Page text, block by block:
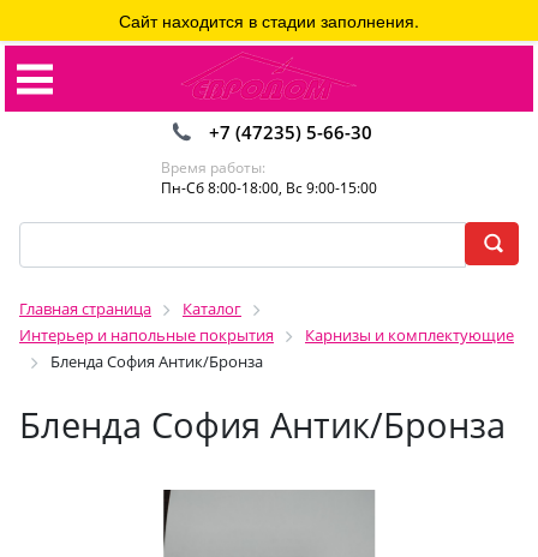
+7 (47235) 5-66-30
Время работы:
Пн-Сб 8:00-18:00, Вс 9:00-15:00
Главная страница
Каталог
Интерьер и напольные покрытия
Карнизы и комплектующие
Бленда София Антик/Бронза
Бленда София Антик/Бронза
Сайт находится в стадии заполнения.